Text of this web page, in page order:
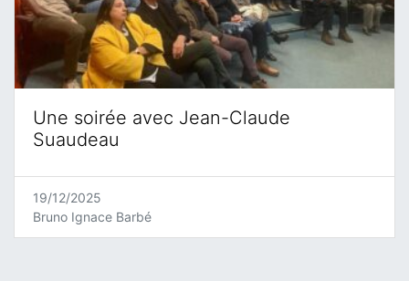
Une soirée avec Jean-Claude
Suaudeau
19/12/2025
Bruno Ignace Barbé